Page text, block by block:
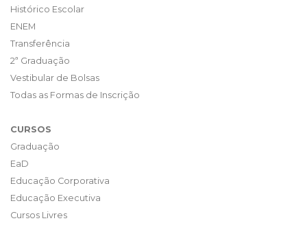
Histórico Escolar
ENEM
Transferência
2ª Graduação
Vestibular de Bolsas
Todas as Formas de Inscrição
CURSOS
Graduação
EaD
Educação Corporativa
Educação Executiva
Cursos Livres